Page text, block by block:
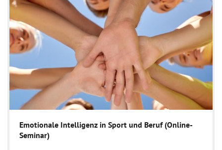
Emotionale Intelligenz in Sport und Beruf (Online-
Seminar)